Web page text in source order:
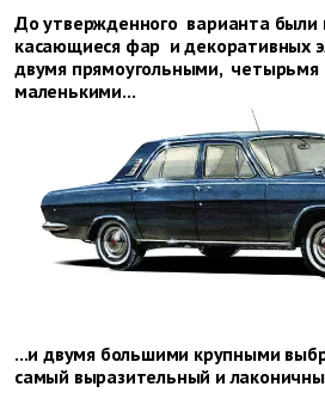
До утвержденного варианта были
касающиеся фар и декоративных
двумя прямоугольными, четырьмя
маленькими...
...и двумя большими крупными
самый выразительный и